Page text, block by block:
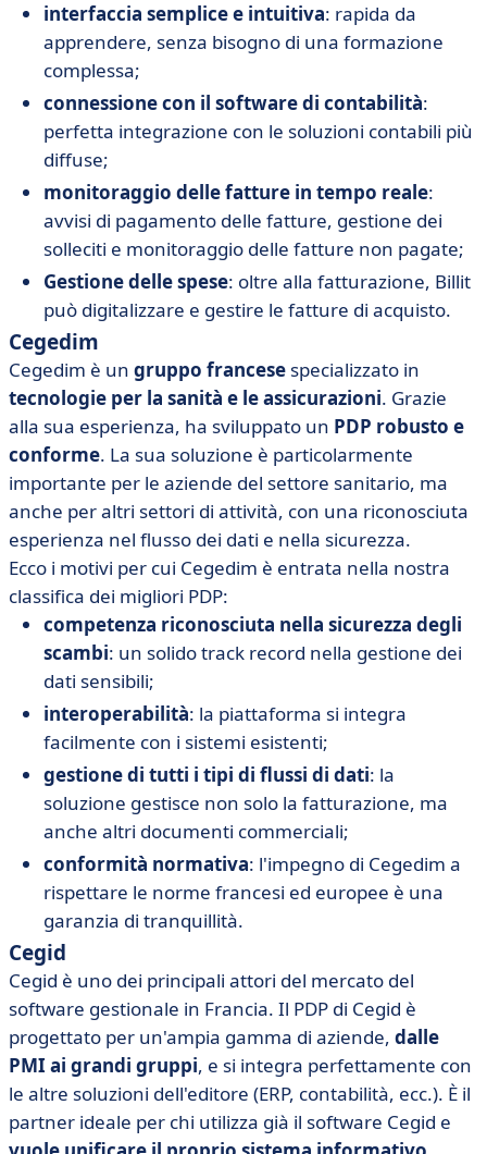
interfaccia semplice e intuitiva: rapida da
apprendere, senza bisogno di una formazione
complessa;
connessione con il software di contabilità:
perfetta integrazione con le soluzioni contabili più
diffuse;
monitoraggio delle fatture in tempo reale:
avvisi di pagamento delle fatture, gestione dei
solleciti e monitoraggio delle fatture non pagate;
Gestione delle spese: oltre alla fatturazione, Billit
può digitalizzare e gestire le fatture di acquisto.
Cegedim
Cegedim è un gruppo francese specializzato in
tecnologie per la sanità e le assicurazioni. Grazie
alla sua esperienza, ha sviluppato un PDP robusto e
conforme. La sua soluzione è particolarmente
importante per le aziende del settore sanitario, ma
anche per altri settori di attività, con una riconosciuta
esperienza nel flusso dei dati e nella sicurezza.
Ecco i motivi per cui Cegedim è entrata nella nostra
classifica dei migliori PDP:
competenza riconosciuta nella sicurezza degli
scambi: un solido track record nella gestione dei
dati sensibili;
interoperabilità: la piattaforma si integra
facilmente con i sistemi esistenti;
gestione di tutti i tipi di flussi di dati: la
soluzione gestisce non solo la fatturazione, ma
anche altri documenti commerciali;
conformità normativa: l'impegno di Cegedim a
rispettare le norme francesi ed europee è una
garanzia di tranquillità.
Cegid
Cegid è uno dei principali attori del mercato del
software gestionale in Francia. Il PDP di Cegid è
progettato per un'ampia gamma di aziende, dalle
PMI ai grandi gruppi, e si integra perfettamente con
le altre soluzioni dell'editore (ERP, contabilità, ecc.). È il
partner ideale per chi utilizza già il software Cegid e